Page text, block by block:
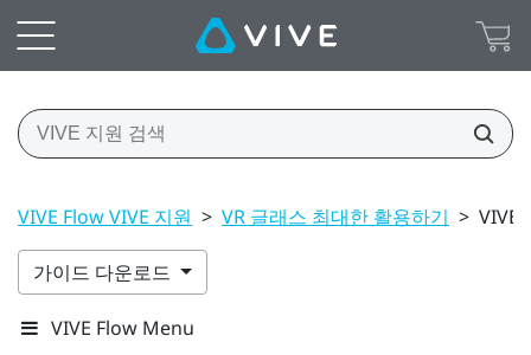
VIVE Flow VIVE 지원 > VR 글래스 최대한 활용하기 > VIVE
가이드 다운로드
VIVE Flow Menu